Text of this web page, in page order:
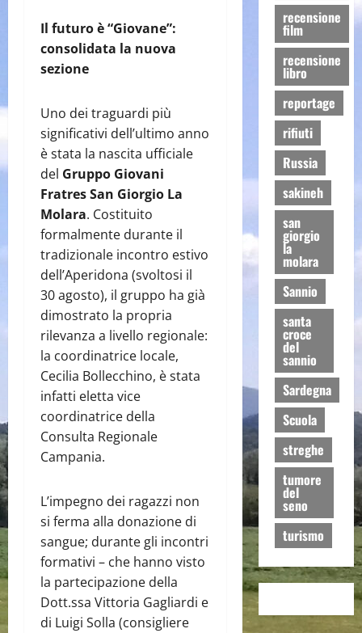
Il futuro è “Giovane”:
consolidata la nuova
sezione
Uno dei traguardi più
significativi dell’ultimo anno
è stata la nascita ufficiale
del Gruppo Giovani
Fratres San Giorgio La
Molara. Costituito
formalmente durante il
tradizionale incontro estivo
dell’Aperidona (svoltosi il
30 agosto), il gruppo ha già
dimostrato la propria
rilevanza a livello regionale:
la coordinatrice locale,
Cecilia Bollecchino, è stata
infatti eletta vice
coordinatrice della
Consulta Regionale
Campania.
L’impegno dei ragazzi non
si ferma alla donazione di
sangue; durante gli incontri
formativi – che hanno visto
la partecipazione della
Dott.ssa Vittoria Gagliardi e
di Luigi Solla (consigliere
recensione
film
recensione
libro
reportage
rifiuti
Russia
sakineh
san
giorgio
la
molara
Sannio
santa
croce
del
sannio
Sardegna
Scuola
streghe
tumore
del
seno
turismo